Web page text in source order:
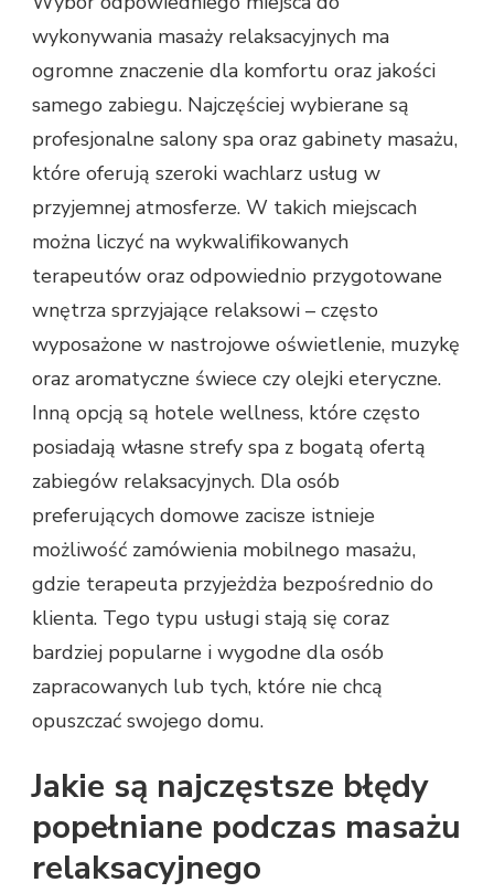
wykonywania masaży relaksacyjnych ma
ogromne znaczenie dla komfortu oraz jakości
samego zabiegu. Najczęściej wybierane są
profesjonalne salony spa oraz gabinety masażu,
które oferują szeroki wachlarz usług w
przyjemnej atmosferze. W takich miejscach
można liczyć na wykwalifikowanych
terapeutów oraz odpowiednio przygotowane
wnętrza sprzyjające relaksowi – często
wyposażone w nastrojowe oświetlenie, muzykę
oraz aromatyczne świece czy olejki eteryczne.
Inną opcją są hotele wellness, które często
posiadają własne strefy spa z bogatą ofertą
zabiegów relaksacyjnych. Dla osób
preferujących domowe zacisze istnieje
możliwość zamówienia mobilnego masażu,
gdzie terapeuta przyjeżdża bezpośrednio do
klienta. Tego typu usługi stają się coraz
bardziej popularne i wygodne dla osób
zapracowanych lub tych, które nie chcą
opuszczać swojego domu.
Jakie są najczęstsze błędy
popełniane podczas masażu
relaksacyjnego